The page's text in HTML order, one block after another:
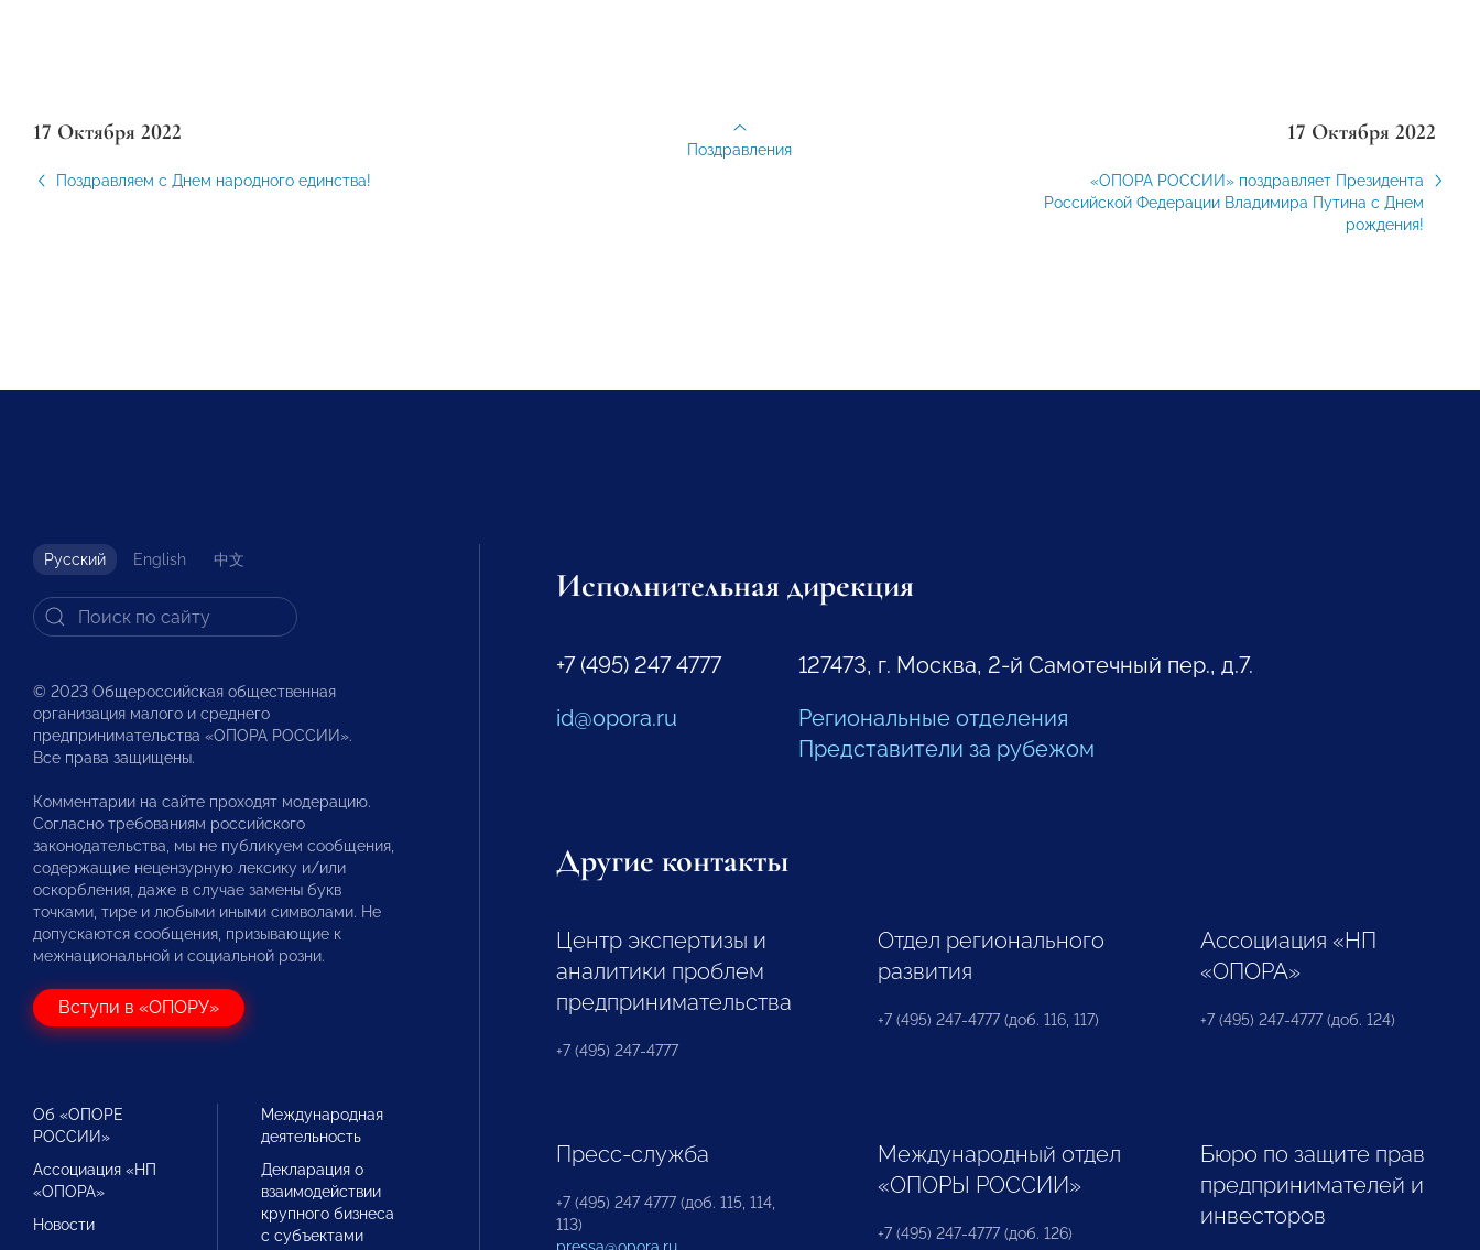
17 Октября 2022
Поздравляем с Днем народного единства!
17 Октября 2022
«ОПОРА РОССИИ» поздравляет Президента
Российской Федерации Владимира Путина с Днем
рождения!
Поздравления
Русский English 中文
© 2023 Общероссийская общественная
организация малого и среднего
предпринимательства «ОПОРА РОССИИ».
Все права защищены.
Комментарии на сайте проходят модерацию.
Согласно требованиям российского
законодательства, мы не публикуем сообщения,
содержащие нецензурную лексику и/или
оскорбления, даже в случае замены букв
точками, тире и любыми иными символами. Не
допускаются сообщения, призывающие к
межнациональной и социальной розни.
Вступи в «ОПОРУ»
Об «ОПОРЕ
РОССИИ»
Ассоциация «НП
«ОПОРА»
Новости
Международная
деятельность
Декларация о
взаимодействии
крупного бизнеса
с субъектами
Исполнительная дирекция
+7 (495) 247 4777
id@opora.ru
127473, г. Москва, 2-й Самотечный пер., д.7.
Региональные отделения
Представители за рубежом
Другие контакты
Центр экспертизы и
аналитики проблем
предпринимательства
+7 (495) 247-4777
Отдел регионального
развития
+7 (495) 247-4777 (доб. 116, 117)
Ассоциация «НП
«ОПОРА»
+7 (495) 247-4777 (доб. 124)
Пресс-служба
+7 (495) 247 4777 (доб. 115, 114,
113)
Международный отдел
«ОПОРЫ РОССИИ»
+7 (495) 247-4777 (доб. 126)
Бюро по защите прав
предпринимателей и
инвесторов